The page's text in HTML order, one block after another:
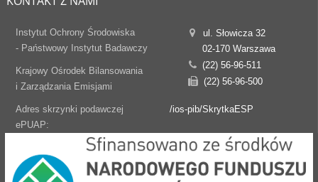
Instytut Ochrony Środowiska
- Państwowy Instytut Badawczy
Krajowy Ośrodek Bilansowania
i Zarządzania Emisjami
ul. Słowicza 32
02-170 Warszawa
(22) 56-96-511
(22) 56-96-500
Adres skrzynki podawczej
ePUAP:
/ios-pib/SkrytkaESP